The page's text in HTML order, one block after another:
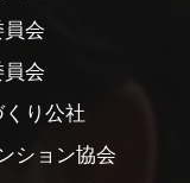
会
会
り公社
ション協会